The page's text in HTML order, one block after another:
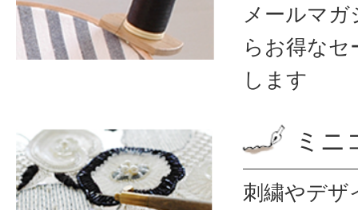
メールマ
ら お得なセ
します
ミニ
刺繍やデザ